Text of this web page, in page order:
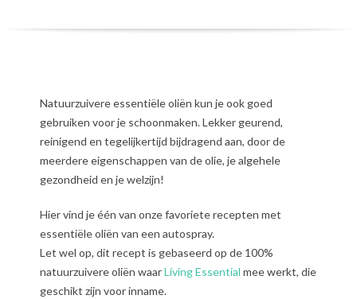
Natuurzuivere essentiële oliën kun je ook goed
gebruiken voor je schoonmaken. Lekker geurend,
reinigend en tegelijkertijd bijdragend aan, door de
meerdere eigenschappen van de olie, je algehele
gezondheid en je welzijn!
Hier vind je één van onze favoriete recepten met
essentiële oliën van een autospray.
Let wel op, dit recept is gebaseerd op de 100%
natuurzuivere oliën waarLiving Essential mee werkt, die
geschikt zijn voor inname.